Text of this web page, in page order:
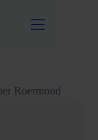
Roermond